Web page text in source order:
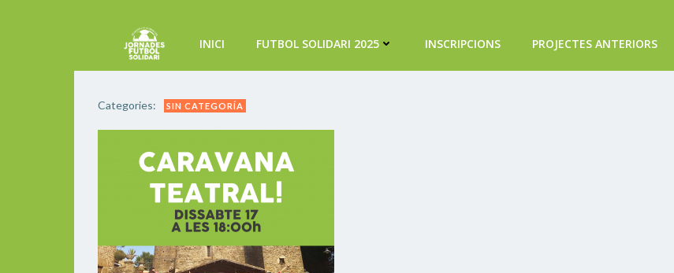
INICI FUTBOL SOLIDARI 2025 INSCRIPCIONS PROJECTES ANTERIORS
Categories: SIN CATEGORÍA